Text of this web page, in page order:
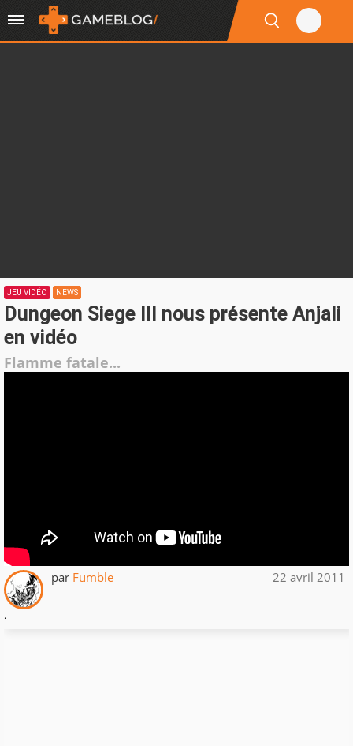
JEU VIDÉO NEWS
Dungeon Siege III nous présente Anjali
en vidéo
Flamme fatale...
par Fumble 22 avril 2011
.